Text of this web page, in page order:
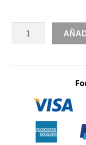
MIDI
TIRANTES
MOÑO
CANTIDAD